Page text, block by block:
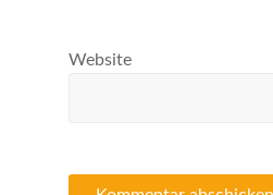
Website